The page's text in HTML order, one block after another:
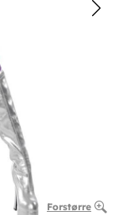
Forstørre